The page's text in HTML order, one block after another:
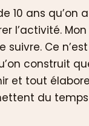
10 ans qu’on
l’activité.
suivre. Ce
construit
et tout
du